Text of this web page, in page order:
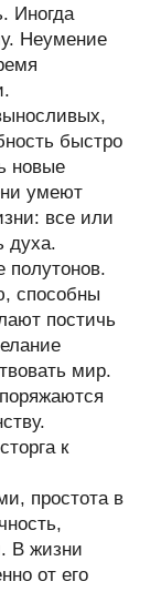
Иногда
Неумение
быстро
новые
умеют
все или
духа.
полутонов.
способны
постичь
мир.
к
простота в
В жизни
от его